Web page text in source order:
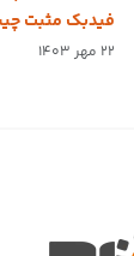
فیدبک مثبت
22 مهر 1403